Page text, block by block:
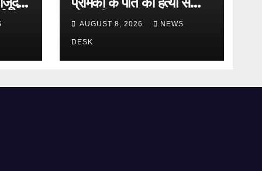
सनसनी
AUGUST 8, 2026 NEWS
DESK